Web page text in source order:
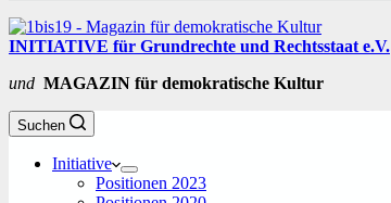
INITIATIVE für Grundrechte und Rechtsstaat e.V.
und MAGAZIN für demokratische Kultur
Suchen
Initiative
Positionen 2023